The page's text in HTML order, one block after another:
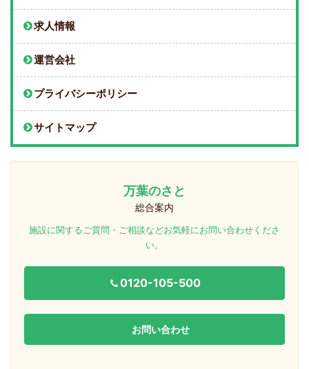
求人情報
運営会社
プライバシーポリシー
サイトマップ
万葉のさと
総合案内
施設に関するご質問・ご相談などお気軽にお問い合わせくださ
い。
0120-105-500
お問い合わせ